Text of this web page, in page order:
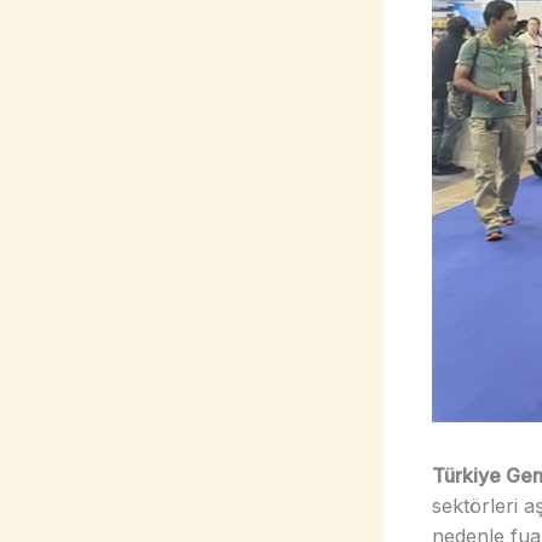
Türkiye
sektörleri
nedenle